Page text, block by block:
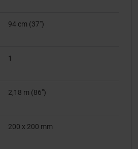
94 cm (37")
1
2,18 m (86")
200 x 200 mm